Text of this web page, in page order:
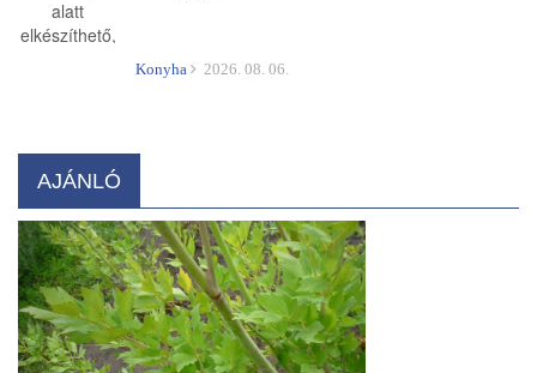
Konyha 2026. 08. 06.
AJÁNLÓ